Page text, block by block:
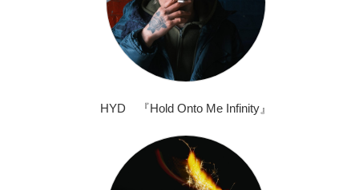
HYD 『Hold Onto Me Infinity』